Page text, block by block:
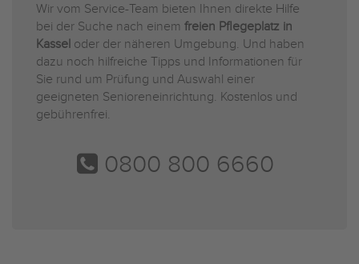
Wir vom Service-Team bieten Ihnen direkte Hilfe
bei der Suche nach einem freien Pflegeplatz in
Kassel oder der näheren Umgebung. Und haben
dazu noch hilfreiche Tipps und Informationen für
Sie rund um Prüfung und Auswahl einer
geeigneten Senioreneinrichtung. Kostenlos und
gebührenfrei.
0800 800 6660